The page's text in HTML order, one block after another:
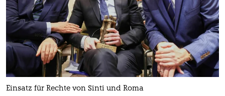
Einsatz für Rechte von Sinti und Roma